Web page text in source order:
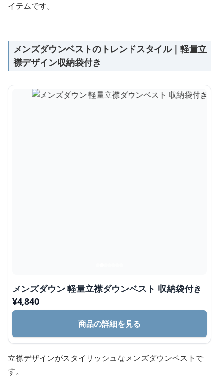
イテムです。
メンズダウンベストのトレンドスタイル｜軽量立
襟デザイン収納袋付き
メンズダウン 軽量立襟ダウンベスト 収納袋付き
¥4,840
商品の詳細を見る
立襟デザインがスタイリッシュなメンズダウンベストで
す。